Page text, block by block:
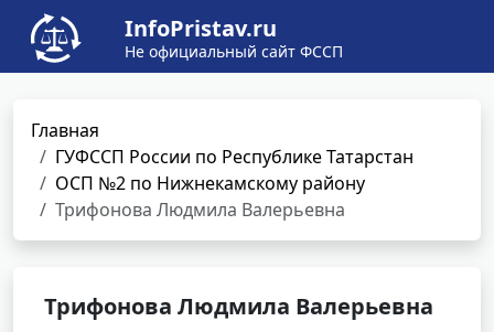
InfoPristav.ru
Не официальный сайт ФССП
Главная
ГУФССП России по Республике Татарстан
ОСП №2 по Нижнекамскому району
Трифонова Людмила Валерьевна
Трифонова Людмила Валерьевна